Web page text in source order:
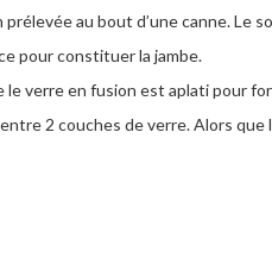
au bout d’une canne. Le
pour constituer la jambe.
verre en fusion est aplati pour
2 couches de verre. Alors